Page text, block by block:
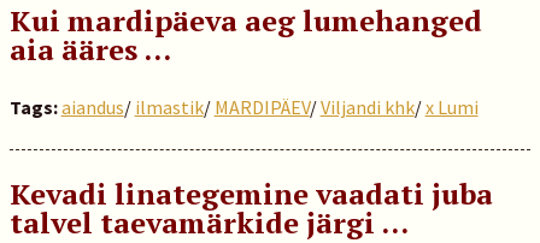
Kui mardipäeva aeg lumehanged
aia ääres …
Tags:aiandus/ ilmastik/ MARDIPÄEV/Viljandi khk/x Lumi
Kevadi linategemine vaadati juba
talvel taevamärkide järgi …